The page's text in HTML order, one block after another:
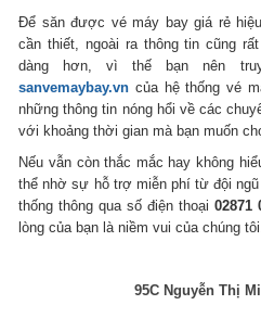
Để săn được vé máy bay giá rẻ
cần thiết, ngoài ra thông tin cũng
dàng hơn, vì thế bạn nên
sanvemaybay.vn của hệ thống vé
những thông tin nóng hổi về các
với khoảng thời gian mà bạn muốn
Nếu vẫn còn thắc mắc hay không
thể nhờ sự hỗ trợ miễn phí từ đội
thống thông qua số điện thoại02871
lòng của bạn là niềm vui của chúng tôi.
95C Nguyễn Thị